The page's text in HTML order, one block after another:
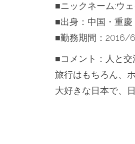
■ニックネーム:ウェ
■出身：中国・重慶
■勤務期間：
■コメント：人と交
旅行はもちろん、
大好きな日本で、